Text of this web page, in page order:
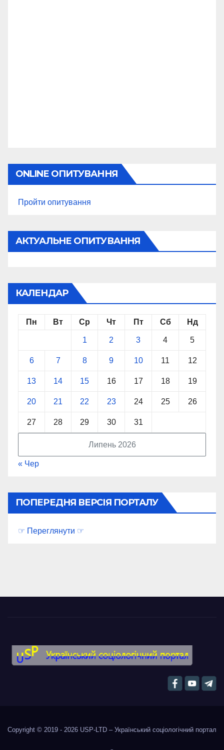
ONLINE ОПИТУВАННЯ
Пройти опитування
АКТУАЛЬНЕ ОПИТУВАННЯ
КАЛЕНДАР
Липень 2026
Пн Вт Ср Чт Пт Сб Нд
1 2 3 4 5
6 7 8 9 10 11 12
13 14 15 16 17 18 19
20 21 22 23 24 25 26
27 28 29 30 31
« Чер
ПОПЕРЕДНЯ ВЕРСІЯ ПОРТАЛУ
☞ Переглянути ☞
Copyright © 2019 - 2026 USP-LTD – Український соціологічний портал